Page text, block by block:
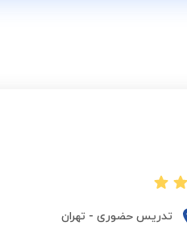
تدریس حضوری - تهران